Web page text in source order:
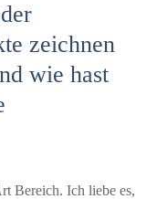
zeichnen
wie hast
Bereich. Ich liebe es,